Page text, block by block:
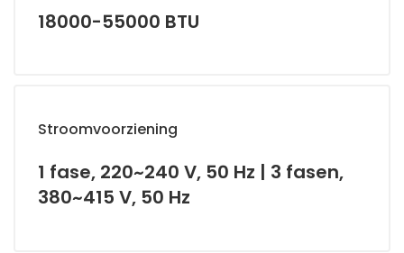
18000-55000 BTU
Stroomvoorziening
1 fase, 220~240 V, 50 Hz | 3 fasen,
380~415 V, 50 Hz